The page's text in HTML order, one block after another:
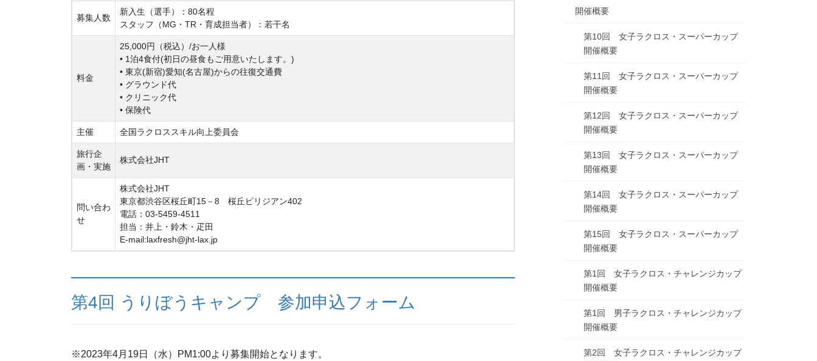
募集人数
新入生（選手）：80名程
スタッフ（MG・TR・育成担当者）：若干名
料金
25,000円（税込）/お一人様
• 1泊4食付(初日の昼食もご用意いたします。)
• 東京(新宿)愛知(名古屋)からの往復交通費
• グラウンド代
• クリニック代
• 保険代
主催 全国ラクロススキル向上委員会
旅行企
画・実施
株式会社JHT
問い合わ
せ
株式会社JHT
東京都渋谷区桜丘町15－8 桜丘ビリジアン402
電話：03-5459-4511
担当：井上・鈴木・疋田
E-mail:laxfresh@jht-lax.jp
第4回 うりぼうキャンプ 参加申込フォーム
※2023年4月19日（水）PM1:00より募集開始となります。
開催概要
第10回 女子ラクロス・スーパーカップ
開催概要
第11回 女子ラクロス・スーパーカップ
開催概要
第12回 女子ラクロス・スーパーカップ
開催概要
第13回 女子ラクロス・スーパーカップ
開催概要
第14回 女子ラクロス・スーパーカップ
開催概要
第15回 女子ラクロス・スーパーカップ
開催概要
第1回 女子ラクロス・チャレンジカップ
開催概要
第1回 男子ラクロス・チャレンジカップ
開催概要
第2回 女子ラクロス・チャレンジカップ